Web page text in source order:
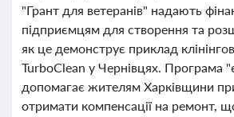
"Грант для ветеранів" надають
підприємцям для створення та
як це демонструє приклад
TurboClean у Чернівцях. Програма
допомагає жителям Харківщини
отримати компенсації на ремонт,